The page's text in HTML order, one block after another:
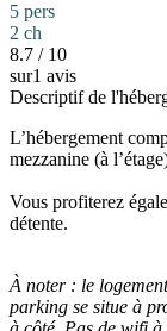
5 pers
2 ch
8.7 / 10
sur1 avis
Descriptif de
L’hébergement
mezzanine (à
Vous profiterez
détente.
À noter : le
parking se situe à